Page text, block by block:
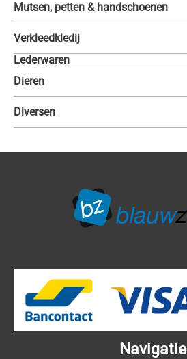
Mutsen, petten & handschoenen
Verkleedkledij
Lederwaren
Dieren
Diversen
Navigatie